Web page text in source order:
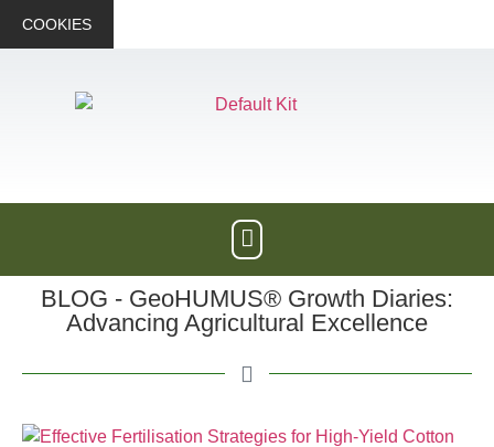
COOKIES
BLOG - GeoHUMUS® Growth Diaries:
Advancing Agricultural Excellence